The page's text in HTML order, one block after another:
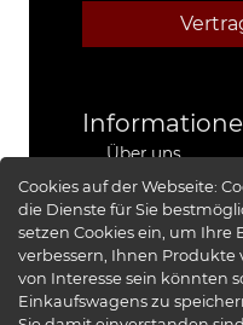
Cookies auf der Webseite:
die Dienste für Sie
setzen Cookies ein, um
verbessern, Ihnen Produkte
von Interesse sein könnten
Einkaufswagens zu
Über uns
4x4 Kfz-Meister
Presse
Red Baron I
Red Baron II
XRRA